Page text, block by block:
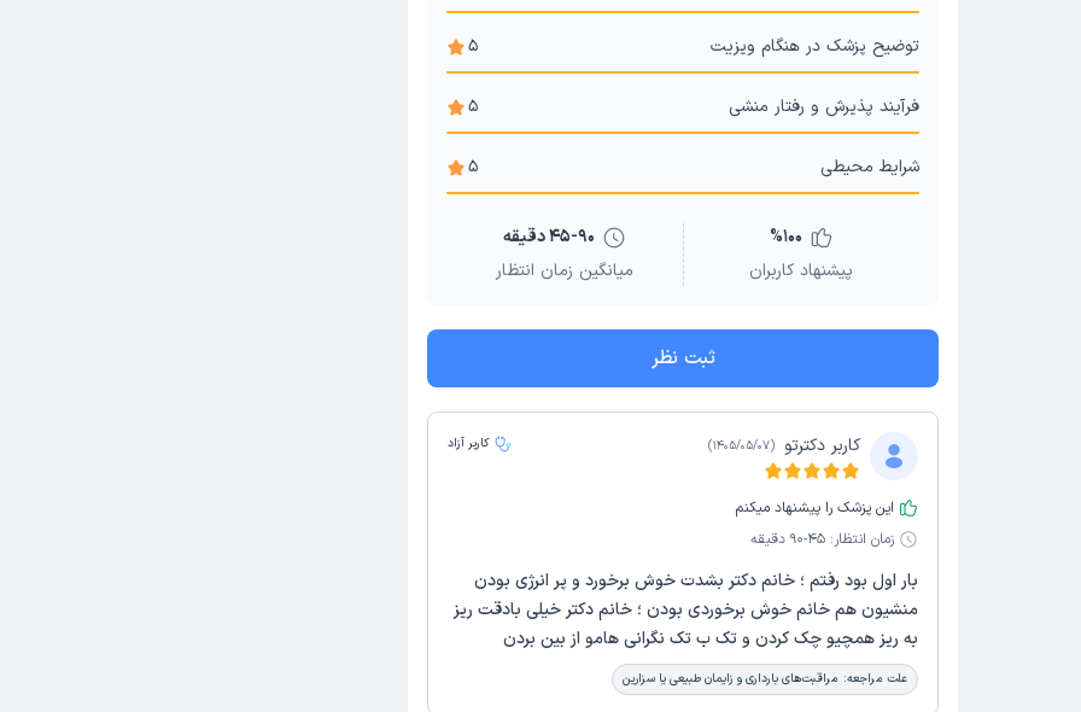
توضیح پزشک در هنگام ویزیت 5
فرآیند پذیرش و رفتار منشی 5
شرایط محیطی 5
%100
پیشنهاد کاربران
45-90 دقیقه
میانگین زمان انتظار
ثبت نظر
کاربر دکترتو (
1405/05/07
) کاربر آزاد
این پزشک را پیشنهاد میکنم
زمان انتظار: 45-90 دقیقه
بار اول بود رفتم ؛ خانم دکتر بشدت خوش برخورد و پر انرژی بودن
منشیون هم خانم خوش برخوردی بودن ؛ خانم دکتر خیلی بادقت ریز
به ریز همچیو چک کردن و تک ب تک نگرانی هامو از بین بردن
علت مراجعه: مراقبت‌های بارداری و زایمان طبیعی یا سزارین